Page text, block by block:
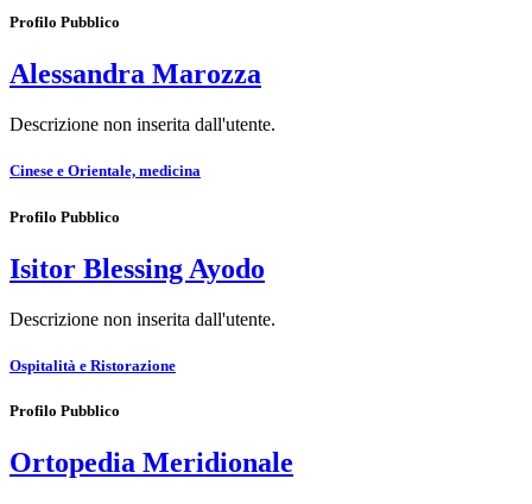
Profilo Pubblico
Alessandra Marozza
Descrizione non inserita dall'utente.
Cinese e Orientale, medicina
Profilo Pubblico
Isitor Blessing Ayodo
Descrizione non inserita dall'utente.
Ospitalità e Ristorazione
Profilo Pubblico
Ortopedia Meridionale